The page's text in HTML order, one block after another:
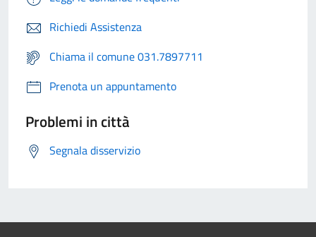
Richiedi Assistenza
Chiama il comune 031.7897711
Prenota un appuntamento
Problemi in città
Segnala disservizio